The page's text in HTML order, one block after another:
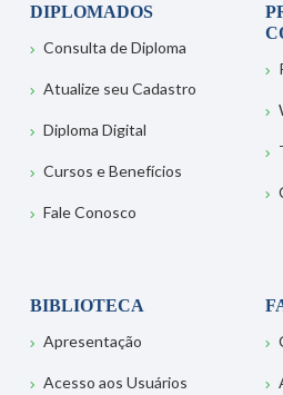
DIPLOMADOS
Consulta de Diploma
Atualize seu Cadastro
Diploma Digital
Cursos e Benefícios
Fale Conosco
BIBLIOTECA
Apresentação
Acesso aos Usuários